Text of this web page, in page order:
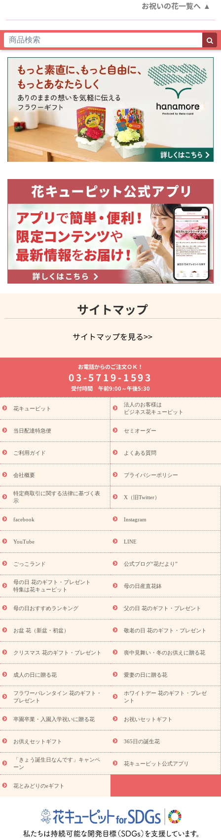
お祝いの花一覧へ
サイトマップ
サイトマップを見る>>
よく贈られる花
お祝いの花特集
誕生日フラワーギフト特集
8月の誕生花(トルコキキョウ)
開店・開業祝い
お供え・お悔やみ お供え・お悔やみの花
通夜・葬儀に贈る花 胡蝶蘭・花鉢
ーブドフラワー
季節のイベント
ひまわり ギフト・プレゼント
特集
お盆 花（新盆・初盆） 季節のイベント
お盆 花（新
盆・初盆）
お盆 花（新盆・初盆）
お盆・お供え 花とセットギ
フト
お盆・お供え プリザーブドフラワー
ひまわり ギフト・プ
レゼント特集
夏の花贈り・お中元・暑中見舞い 花のギフト特集
敬老の日におくる花ギフト・プレゼント特集
花ギフト・プレゼント特集
敬老の日 花のおすすめランキング
敬
老の日 花鉢植えのギフト・プレゼント特集
敬老の日 花とセットギ
フト・プレゼント特集
敬老の日の花 全てのギフト一覧
キャン
ペーン
映画『ウォーターガーディアンズ』コラボキャンペーン
「きょう誕生日なんです」キャンペーン
誕生日の花を探す
誕生日フラワーギフト 誕生日フラワーギフト特集
(トルコキキョウ)
9月の誕生花(リンドウ)
ら探す
お祝いの花特集 当日配達特急便 お祝い商品一覧
念日
結婚祝い 出産祝い 退院祝い・快気祝い
寿祝い
プチギフト ペットのお祝いフラワー
お供え・お悔やみの花
四十九日法要以降に贈る花
通夜・葬儀
ワー
ペットのお供えフラワー お盆（新盆・初盆）
その他
お祝い返し
お見舞い お取り寄せギフト ビジネス用
ご自宅
用
観葉植物 ミディ胡蝶蘭 プリザーブドフラワー
スタイル
から探す
え・お悔やみ
胡蝶蘭・花鉢
ミディ胡蝶蘭・お祝い
ミディ胡蝶蘭・お供え
世界初の青色胡蝶蘭 観葉植物
観葉植
物
産直多肉植物 プリザーブドフラワー お祝い
お供え・お
悔やみ
花とセットギフト セミオーダー
プチギフト
（hanamore -ハナモア-）
花とみどりのeギフト
トのeGfit
カラー ピンク イエローオレンジ レッド
お花の
種類
バラ ユリ トルコキキョウ 予算から探す
お祝い・3000円～ お祝い・4000円～ お祝い・5000円～
お
祝い・7000円～ お祝い・10000円～ お供え・お悔やみ
え・お悔やみ・3000円～ お供え・お悔やみ・5000円～
お供
え・お悔やみ・7000円～
注目されている記事 365日の誕生花カレンダー
いのマナー
定年退職祝いのマナー
お祝いを贈るときのマナー・
花キューピットのお祝いコラム一覧
誕生日のお花を「色
お電話からのご注文ＯＫ！
03-5719-1593
受付時間 午前9:00～午後5:30
花キューピット
法人のお客様は
ビジネス花キューピット
当日配達特急便 セミオーダー
ご利用ガイド よくある質問
会社概要 プライバシーポリシー
特定商取引に関する法律に基づく表
示
X（旧Twitter）
facebook Instagram
YouTube LINE
ごっこランド 公式ブログ“花だより”
母の日 花のギフト・プレゼント
特集は花キューピット
母の日産直花鉢
母の日おすすめランキング 父の日 花のギフト・プレゼント
お盆 花（新盆・初盆） 敬老の日 花のギフト・プレゼント
クリスマス 花のギフト・プレゼント 喪中見舞い・冬のお供えに贈る花
成人の日に贈る花 愛妻の日に贈る花
フラワーバレンタイン 花のギフト・
プレゼント
ホワイトデー 花のギフト・プレゼ
ント
卒園卒業・入園入学祝いに贈る花 お祝いセットギフト
お供えセットギフト 365日の誕生花
「きょう誕生日なんです」キャンペ
ーン
花キューピット公式アプリ
花とみどりのeギフト